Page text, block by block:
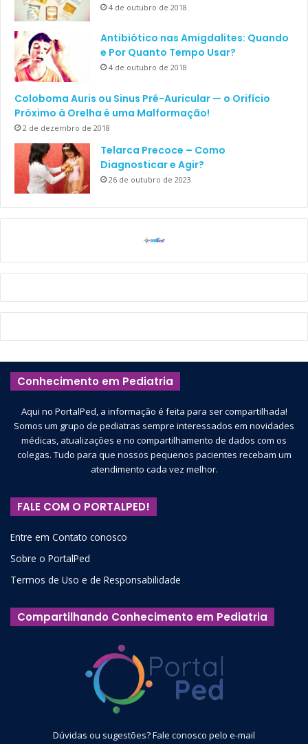
4 de outubro de 2018
Antibiótico nas Amigdalites: Quando
e Por Quanto Tempo Usar?
4 de outubro de 2018
Coloboma Auris ou Sinus Pré-Auricular — o Orifício
Próximo à Orelha é uma Malformação!
2 de dezembro de 2018
Telarca Precoce – Como
Diagnosticar e Agir?
26 de outubro de 2023
Conhecimento em Pediatria
Aqui no PortalPed, a informação é feita para ser compartilhada!
Somos um grupo de pediatras sempre interessados em novidades
médicas, atualizações e no compartilhamento de dados com os
colegas. Tudo para que nossos pequenos pacientes recebam um
atendimento cada vez melhor.
FALE COM O PORTALPED!
Entre em Contato conosco
Sobre o PortalPed
Termos de Uso e de Responsabilidade
Compartilhando Conhecimento em Pediatria
Dúvidas ou sugestões? Fale conosco pelo e-mail